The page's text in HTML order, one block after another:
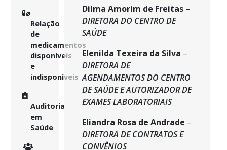
Relação
de
medicamentos
disponíveis
e
indisponíveis
Auditoria
em
Saúde
Dilma Amorim de Freitas–
DIRETORA DO CENTRO DE
SAÚDE
Elenilda Texeira da Silva –
DIRETORA DE
AGENDAMENTOS DO CENTRO
DE SAÚDE E AUTORIZADOR DE
EXAMES LABORATORIAIS
Eliandra Rosa de Andrade –
DIRETORA DE CONTRATOS E
CONVÊNIOS